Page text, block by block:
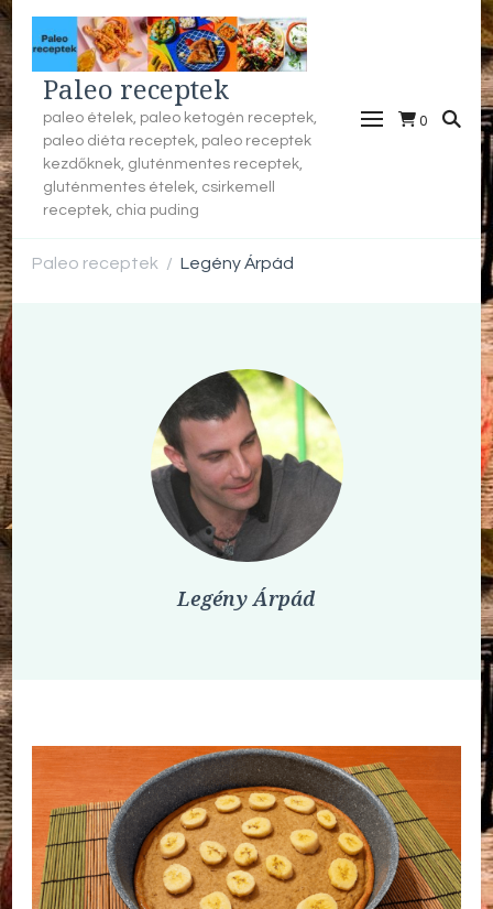
Paleo receptek
paleo ételek, paleo ketogén receptek,
paleo diéta receptek, paleo receptek
kezdőknek, gluténmentes receptek,
gluténmentes ételek, csirkemell
receptek, chia puding
0
Paleo receptek / Legény Árpád
Legény Árpád